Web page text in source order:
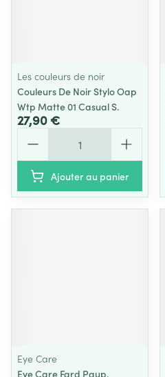
Les couleurs de noir
Couleurs De Noir Stylo Oap
Wtp Matte 01 Casual S.
27,90 €
Ajouter au panier
Eye Care
Eye Care Fard Paup.